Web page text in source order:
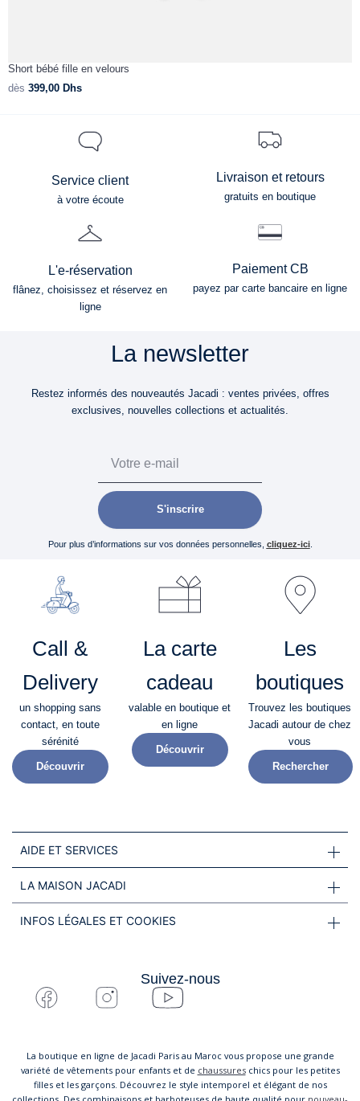
Short bébé fille en velours
dès 399,00 Dhs
Service client
à votre écoute
Livraison et retours
gratuits en boutique
L'e-réservation
flânez, choisissez et réservez en
ligne
Paiement CB
payez par carte bancaire en ligne
La newsletter
Restez informés des nouveautés Jacadi : ventes privées, offres
exclusives, nouvelles collections et actualités.
S'inscrire
Pour plus d’informations sur vos données personnelles, cliquez-ici.
Call &
Delivery
un shopping sans
contact, en toute
sérénité​
Découvrir
La carte
cadeau
valable en boutique et
en ligne
Découvrir
Les
boutiques
Trouvez les boutiques
Jacadi autour de chez
vous
Rechercher
AIDE ET SERVICES
LA MAISON JACADI
INFOS LÉGALES ET COOKIES
Suivez-nous
La boutique en ligne de Jacadi Paris au Maroc vous propose une grande
variété de vêtements pour enfants et de chaussureschics pour les petites
filles et les garçons. Découvrez le style intemporel et élégant de nos